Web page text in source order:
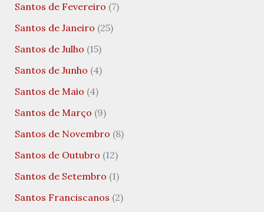
Santos de Fevereiro (7)
Santos de Janeiro (25)
Santos de Julho (15)
Santos de Junho (4)
Santos de Maio (4)
Santos de Março (9)
Santos de Novembro (8)
Santos de Outubro (12)
Santos de Setembro (1)
Santos Franciscanos (2)